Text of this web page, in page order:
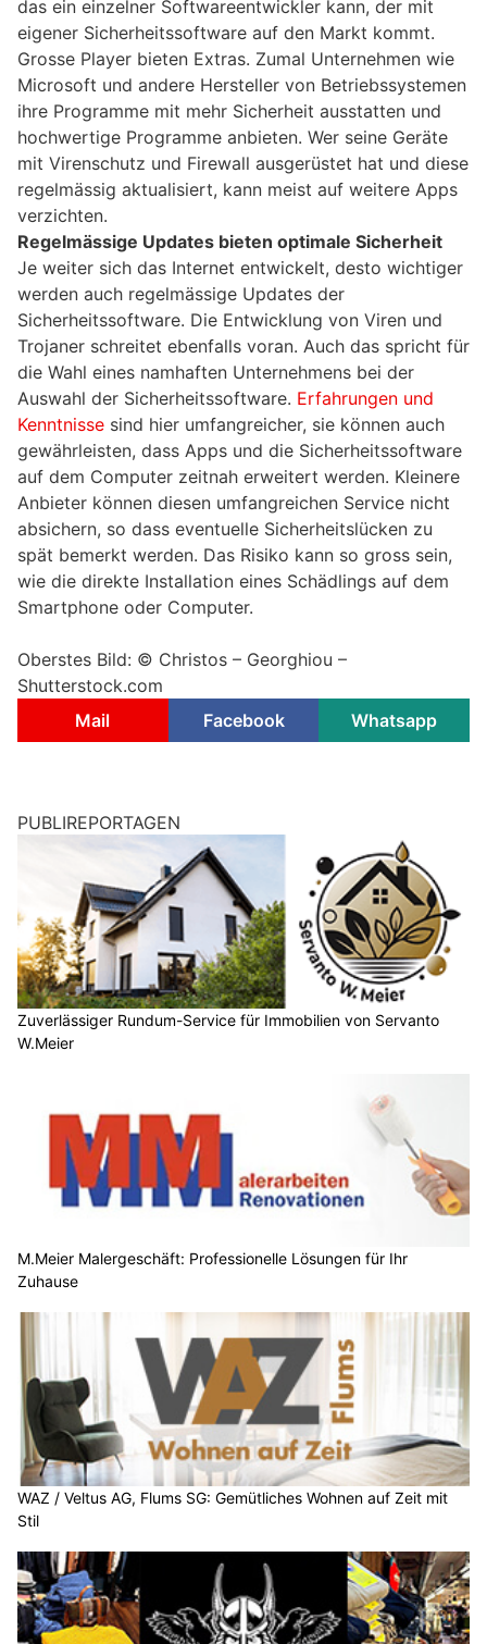
das ein einzelner Softwareentwickler kann, der mit
eigener Sicherheitssoftware auf den Markt kommt.
Grosse Player bieten Extras. Zumal Unternehmen wie
Microsoft und andere Hersteller von Betriebssystemen
ihre Programme mit mehr Sicherheit ausstatten und
hochwertige Programme anbieten. Wer seine Geräte
mit Virenschutz und Firewall ausgerüstet hat und diese
regelmässig aktualisiert, kann meist auf weitere Apps
verzichten.
Regelmässige Updates bieten optimale Sicherheit
Je weiter sich das Internet entwickelt, desto wichtiger
werden auch regelmässige Updates der
Sicherheitssoftware. Die Entwicklung von Viren und
Trojaner schreitet ebenfalls voran. Auch das spricht für
die Wahl eines namhaften Unternehmens bei der
Auswahl der Sicherheitssoftware. Erfahrungen und
Kenntnisse sind hier umfangreicher, sie können auch
gewährleisten, dass Apps und die Sicherheitssoftware
auf dem Computer zeitnah erweitert werden. Kleinere
Anbieter können diesen umfangreichen Service nicht
absichern, so dass eventuelle Sicherheitslücken zu
spät bemerkt werden. Das Risiko kann so gross sein,
wie die direkte Installation eines Schädlings auf dem
Smartphone oder Computer.
Oberstes Bild: © Christos – Georghiou –
Shutterstock.com
Mail
Facebook Whatsapp
PUBLIREPORTAGEN
Zuverlässiger Rundum-Service für Immobilien von Servanto
W.Meier
M.Meier Malergeschäft: Professionelle Lösungen für Ihr
Zuhause
WAZ / Veltus AG, Flums SG: Gemütliches Wohnen auf Zeit mit
Stil